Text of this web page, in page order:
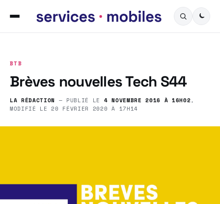
BTB
Brèves nouvelles Tech S44
LA RÉDACTION — PUBLIÉ LE 4 NOVEMBRE 2016 À 16H02,
MODIFIÉ LE20 FÉVRIER 2020 À 17H14